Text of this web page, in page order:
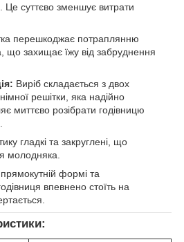
Це суттєво зменшує витрати
перешкоджає потраплянню
що захищає їжу від забруднення
Виріб складається з двох
решітки, яка надійно
миттєво розібрати годівницю
гладкі та закруглені, що
молодняка.
формі та
впевнено стоїть на